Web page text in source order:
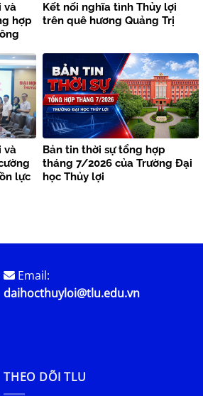
và
hợp
Kết nối nghĩa tình Thủy lợi
trên quê hương Quảng Trị
và
lực
Bản tin thời sự tổng hợp
tháng 7/2026 của Trường Đại
học Thủy lợi
Email:
daihocthuyloi@tlu.edu.vn
THEO DÕI TLU